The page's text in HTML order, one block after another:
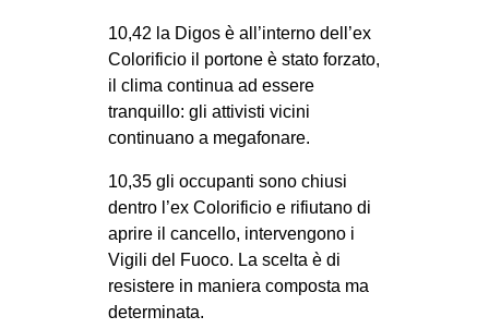
10,42 la Digos è all’interno dell’ex
Colorificio il portone è stato forzato,
il clima continua ad essere
tranquillo: gli attivisti vicini
continuano a megafonare.
10,35 gli occupanti sono chiusi
dentro l’ex Colorificio e rifiutano di
aprire il cancello, intervengono i
Vigili del Fuoco. La scelta è di
resistere in maniera composta ma
determinata.